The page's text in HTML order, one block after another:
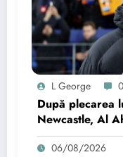
L George 0
După plecarea
Newcastle, Al
contract până
06/08/2026